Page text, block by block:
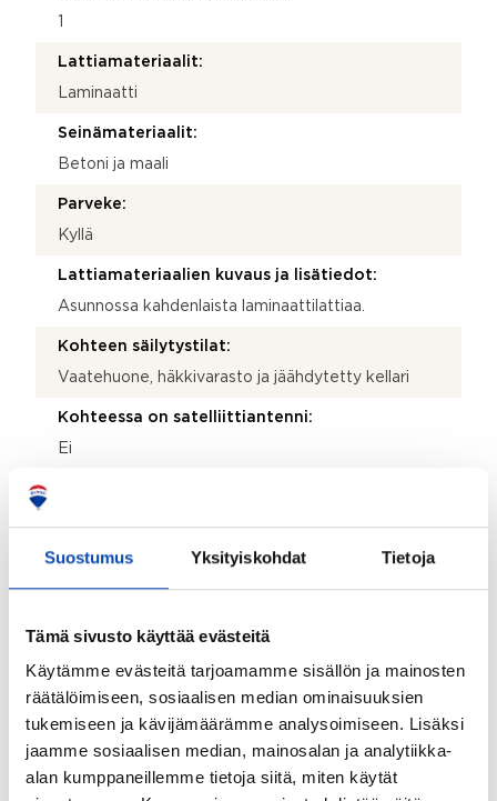
Suostumus Yksityiskohdat Tietoja
Tämä sivusto käyttää evästeitä
Käytämme evästeitä tarjoamamme sisällön ja mainosten
räätälöimiseen, sosiaalisen median ominaisuuksien
tukemiseen ja kävijämäärämme analysoimiseen. Lisäksi
jaamme sosiaalisen median, mainosalan ja analytiikka-
alan kumppaneillemme tietoja siitä, miten käytät
Lattiamateriaalit:
Laminaatti
Seinämateriaalit:
Betoni ja maali
Parveke:
Kyllä
Lattiamateriaalien kuvaus ja lisätiedot:
Asunnossa kahdenlaista laminaattilattiaa.
Kohteen säilytystilat:
Vaatehuone, häkkivarasto ja jäähdytetty kellari
Kohteessa on satelliittiantenni:
Ei
Kohde on liitetty tietoliikenneverkkoon:
Kyllä
Kohteen yleiskunto:
Tyydyttävä
Kohde myydään kalustettuna:
Ei
Kauppaan ei kuulu: